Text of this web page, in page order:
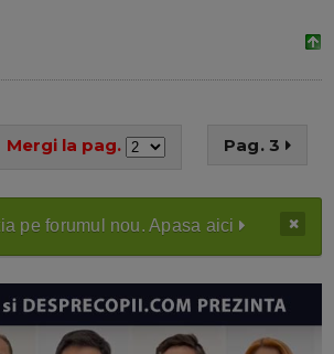
Mergi la pag. Pag. 3
pe forumul nou. Apasa aici